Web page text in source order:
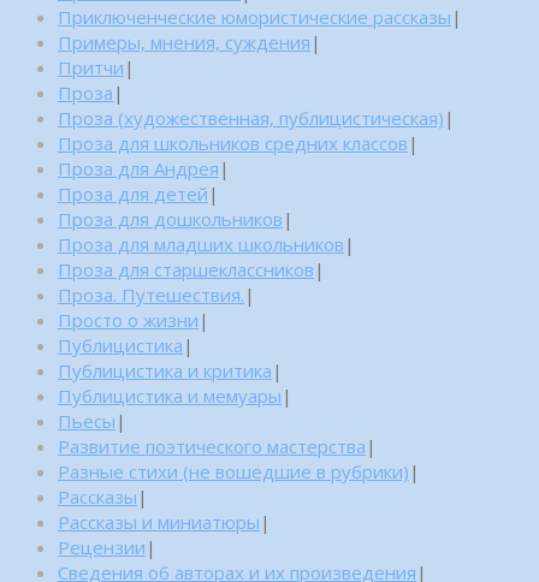
Приключенческие юмористические рассказы |
Примеры, мнения, суждения |
Притчи |
Проза |
Проза (художественная, публицистическая) |
Проза для школьников средних классов |
Проза для Андрея |
Проза для детей |
Проза для дошкольников |
Проза для младших школьников |
Проза для старшеклассников |
Проза. Путешествия. |
Просто о жизни |
Публицистика |
Публицистика и критика |
Публицистика и мемуары |
Пьесы |
Развитие поэтического мастерства |
Разные стихи (не вошедшие в рубрики) |
Рассказы |
Рассказы и миниатюры |
Рецензии |
Сведения об авторах и их произведения |